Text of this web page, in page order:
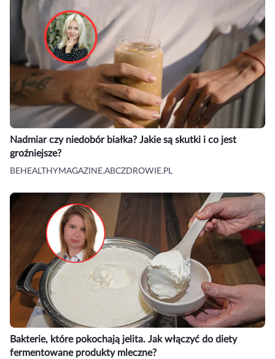
Nadmiar czy niedobór białka? Jakie są skutki i co jest
groźniejsze?
BEHEALTHYMAGAZINE.ABCZDROWIE.PL
Bakterie, które pokochają jelita. Jak włączyć do diety
fermentowane produkty mleczne?